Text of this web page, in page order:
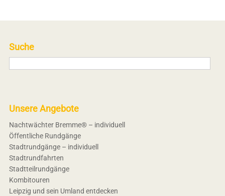
Suche
Unsere Angebote
Nachtwächter Bremme® – individuell
Öffentliche Rundgänge
Stadtrundgänge – individuell
Stadtrundfahrten
Stadtteilrundgänge
Kombitouren
Leipzig und sein Umland entdecken